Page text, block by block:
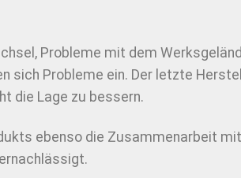
Probleme mit dem
sich Probleme ein. Der letzte
die Lage zu bessern.
ebenso die Zusammenarbeit